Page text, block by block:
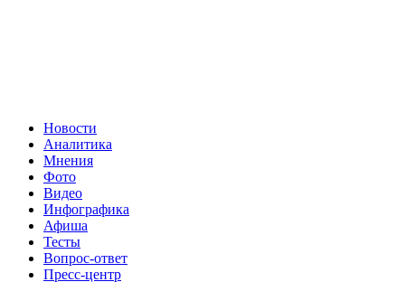
Новости
Аналитика
Мнения
Фото
Видео
Инфографика
Афиша
Тесты
Вопрос-ответ
Пресс-центр